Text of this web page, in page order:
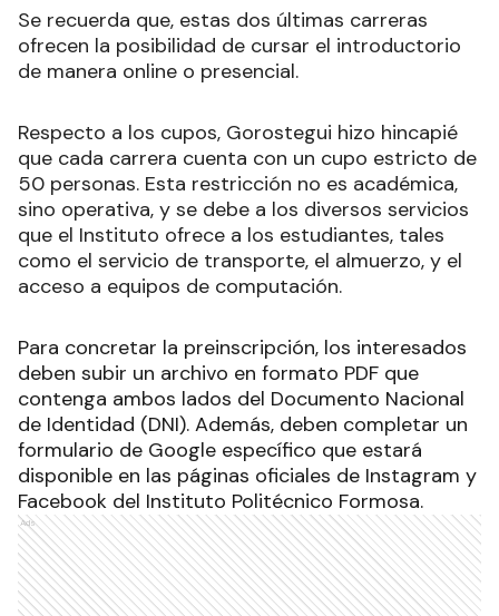
Se recuerda que, estas dos últimas carreras
ofrecen la posibilidad de cursar el introductorio
de manera online o presencial.
Respecto a los cupos, Gorostegui hizo hincapié
que cada carrera cuenta con un cupo estricto de
50 personas. Esta restricción no es académica,
sino operativa, y se debe a los diversos servicios
que el Instituto ofrece a los estudiantes, tales
como el servicio de transporte, el almuerzo, y el
acceso a equipos de computación.
Para concretar la preinscripción, los interesados
deben subir un archivo en formato PDF que
contenga ambos lados del Documento Nacional
de Identidad (DNI). Además, deben completar un
formulario de Google específico que estará
disponible en las páginas oficiales de Instagram y
Facebook del Instituto Politécnico Formosa.
Ads